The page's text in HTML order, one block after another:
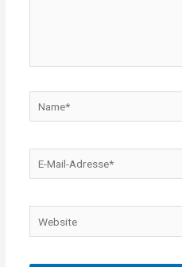
Mail-
Website